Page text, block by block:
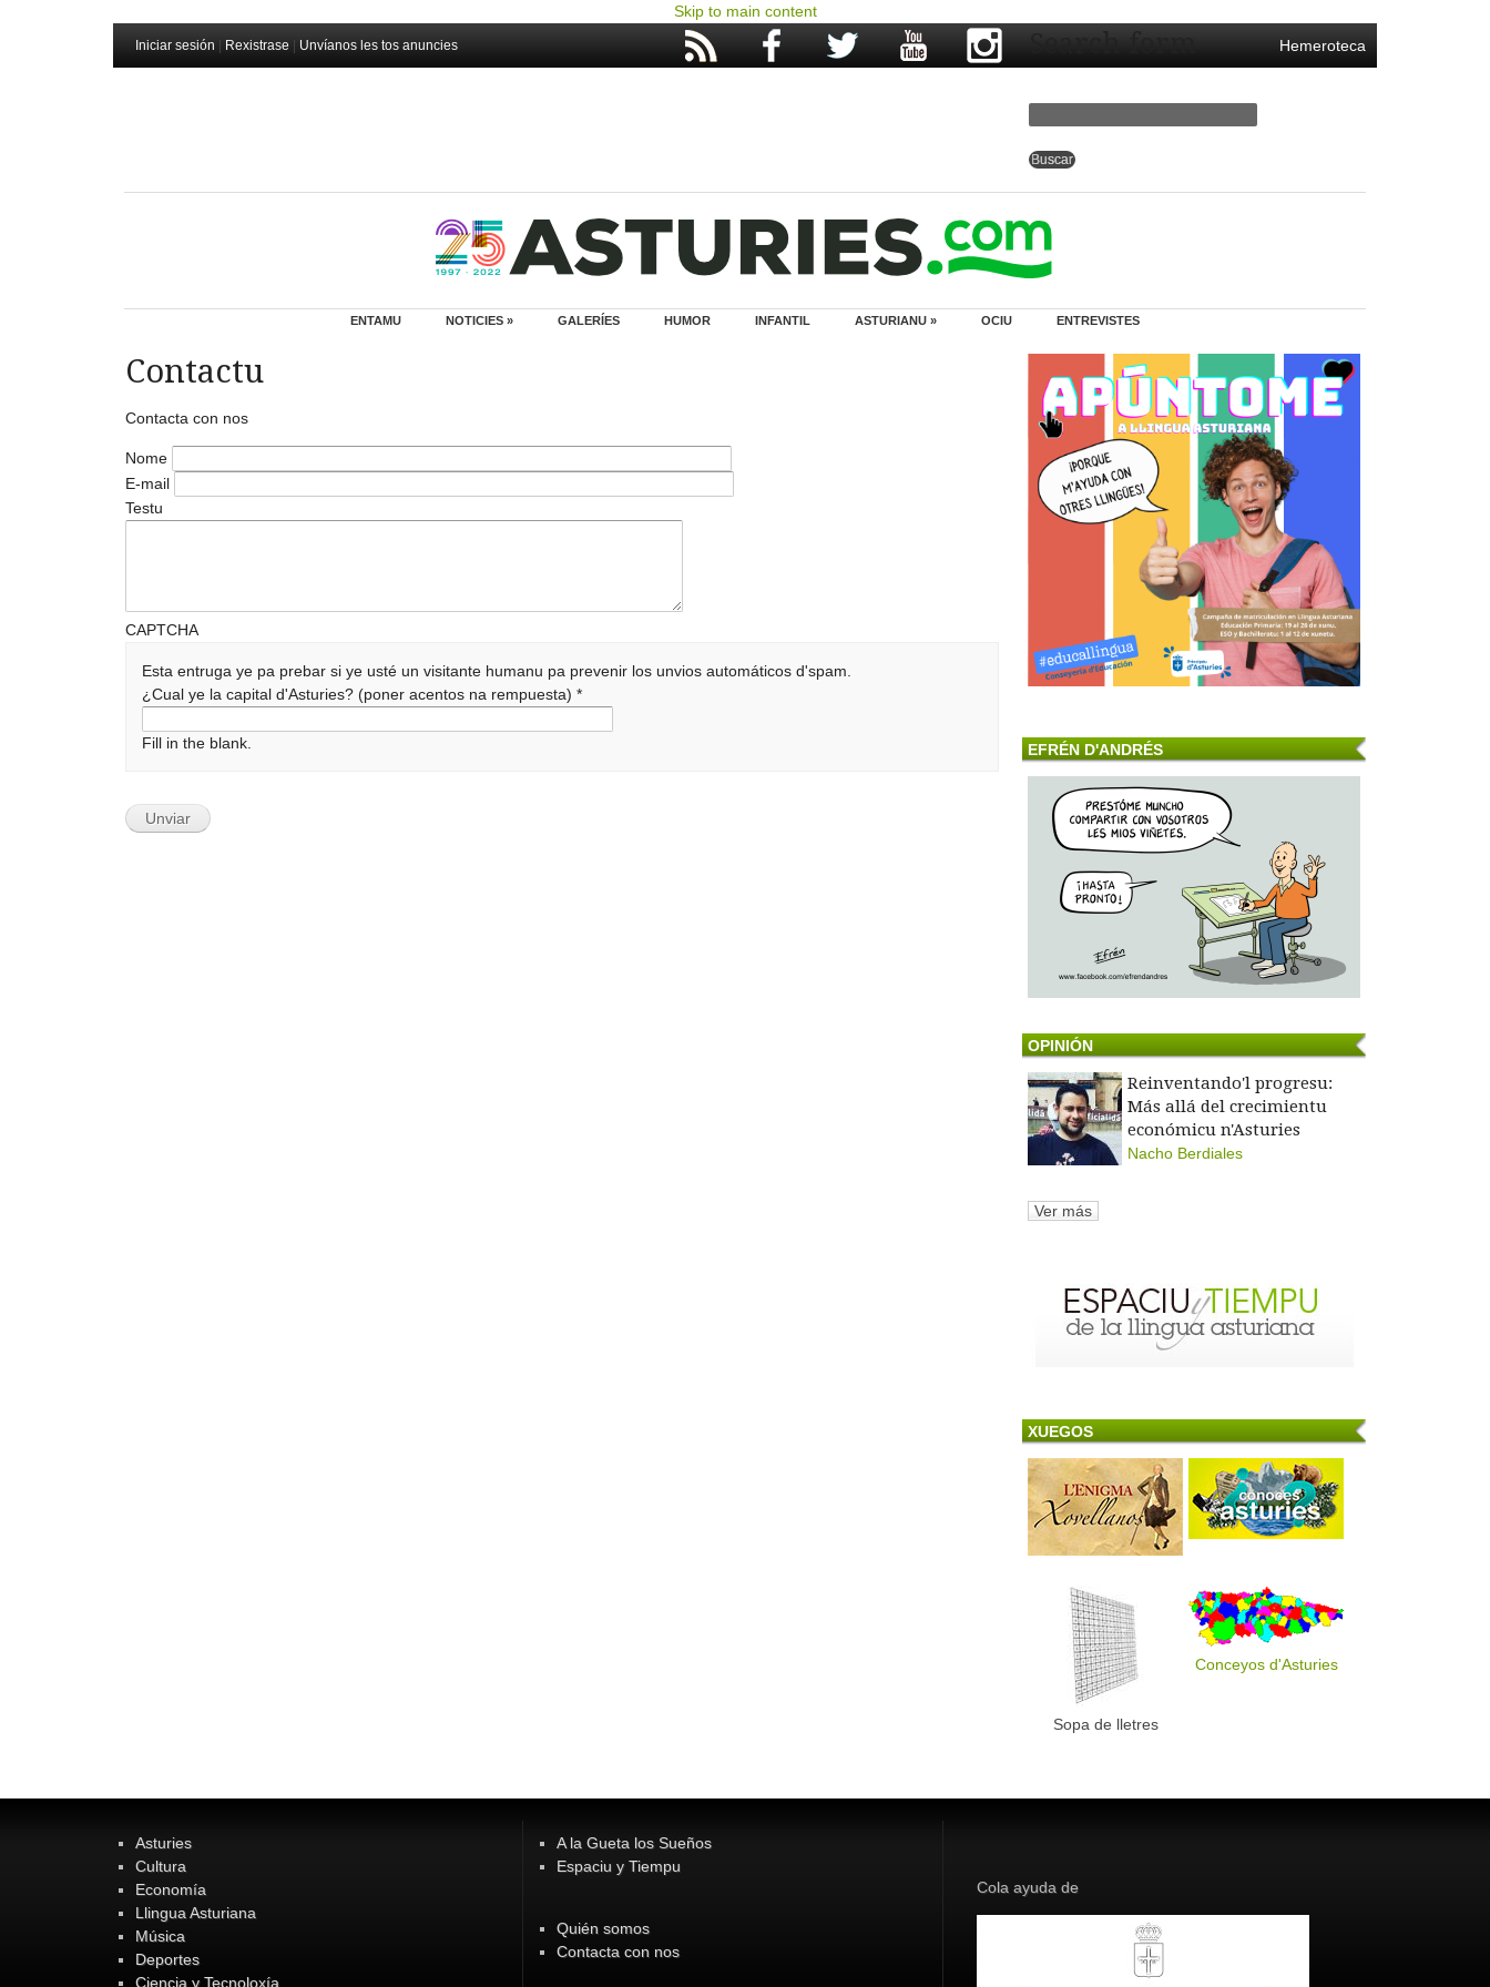
Skip to main content
Iniciar sesión Rexistrase Unvíanos les tos anuncies Hemeroteca
Search form
ENTAMU NOTICIES » GALERÍES HUMOR INFANTIL ASTURIANU » OCIU ENTREVISTES
Contactu
Contacta con nos
Nome
E-mail
Testu
CAPTCHA
Esta entruga ye pa prebar si ye usté un visitante humanu pa prevenir los unvios automáticos d'spam.
¿Cual ye la capital d'Asturies? (poner acentos na rempuesta)*
Fill in the blank. EFRÉN D'ANDRÉS
OPINIÓN
Reinventando'l progresu:
Más allá del crecimientu
económicu n'Asturies
Nacho Berdiales
Ver más
XUEGOS
Sopa de lletres
Conceyos d'Asturies
Asturies
Cultura
Economía
Llingua Asturiana
Música
Deportes
Ciencia y Tecnoloxía
A la Gueta los Sueños
Espaciu y Tiempu
Quién somos
Contacta con nos
Cola ayuda de